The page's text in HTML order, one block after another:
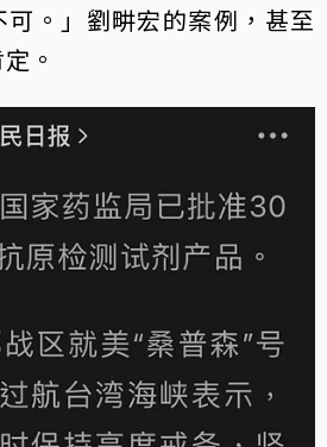
。」劉畊宏的案例，甚至
。